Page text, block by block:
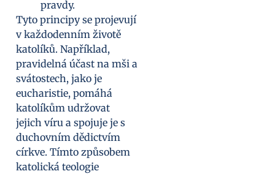
pravdy.
Tyto principy se projevují
v každodenním životě
katolíků. Například,
pravidelná účast na mši a
svátostech, jako je
eucharistie, pomáhá
katolíkům udržovat
jejich víru a spojuje je s
duchovním dědictvím
církve. Tímto způsobem
katolická teologie